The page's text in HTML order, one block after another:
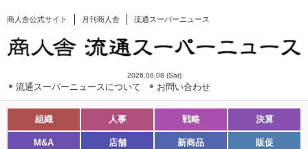
商人舎公式サイト 月刊商人舎 流通スーパーニュース
2026.08.08 (Sat)
流通スーパーニュースについて お問い合わせ
組織 人事 戦略 決算
M&A 店舗 新商品 販促